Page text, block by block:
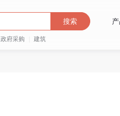
搜索
政府采购 建筑